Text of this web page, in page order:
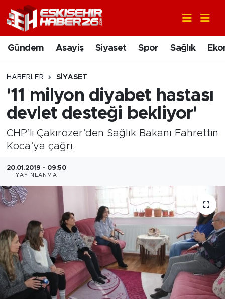
Gündem Asayiş Siyaset Spor Sağlık
HABERLER SIYASET
'11 milyon diyabet hastası
devlet desteği bekliyor'
CHP’li Çakırözer’den Sağlık Bakanı Fahrettin
Koca’ya çağrı.
20.01.2019 - 09:50
YAYINLANMA
Gündem
Asayiş
Siyaset
Spor
Sağlık
Ekonomi
Eğitim
Bölge
Teknoloji
Magazin
Nöbetçi Eczaneler
Hava Durumu
Trafik Durumu
Süper Lig Puan Durumu ve Fikstür
Tüm Manşetler
Son Dakika Haberleri
Haber Arşivi